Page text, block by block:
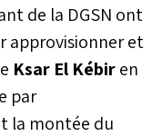
de la DGSN ont
approvisionner et
Ksar El Kébiren
par
la montée du